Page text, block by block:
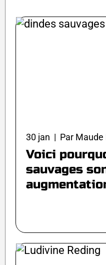
30 jan | Par Maude
Voici
sauvages